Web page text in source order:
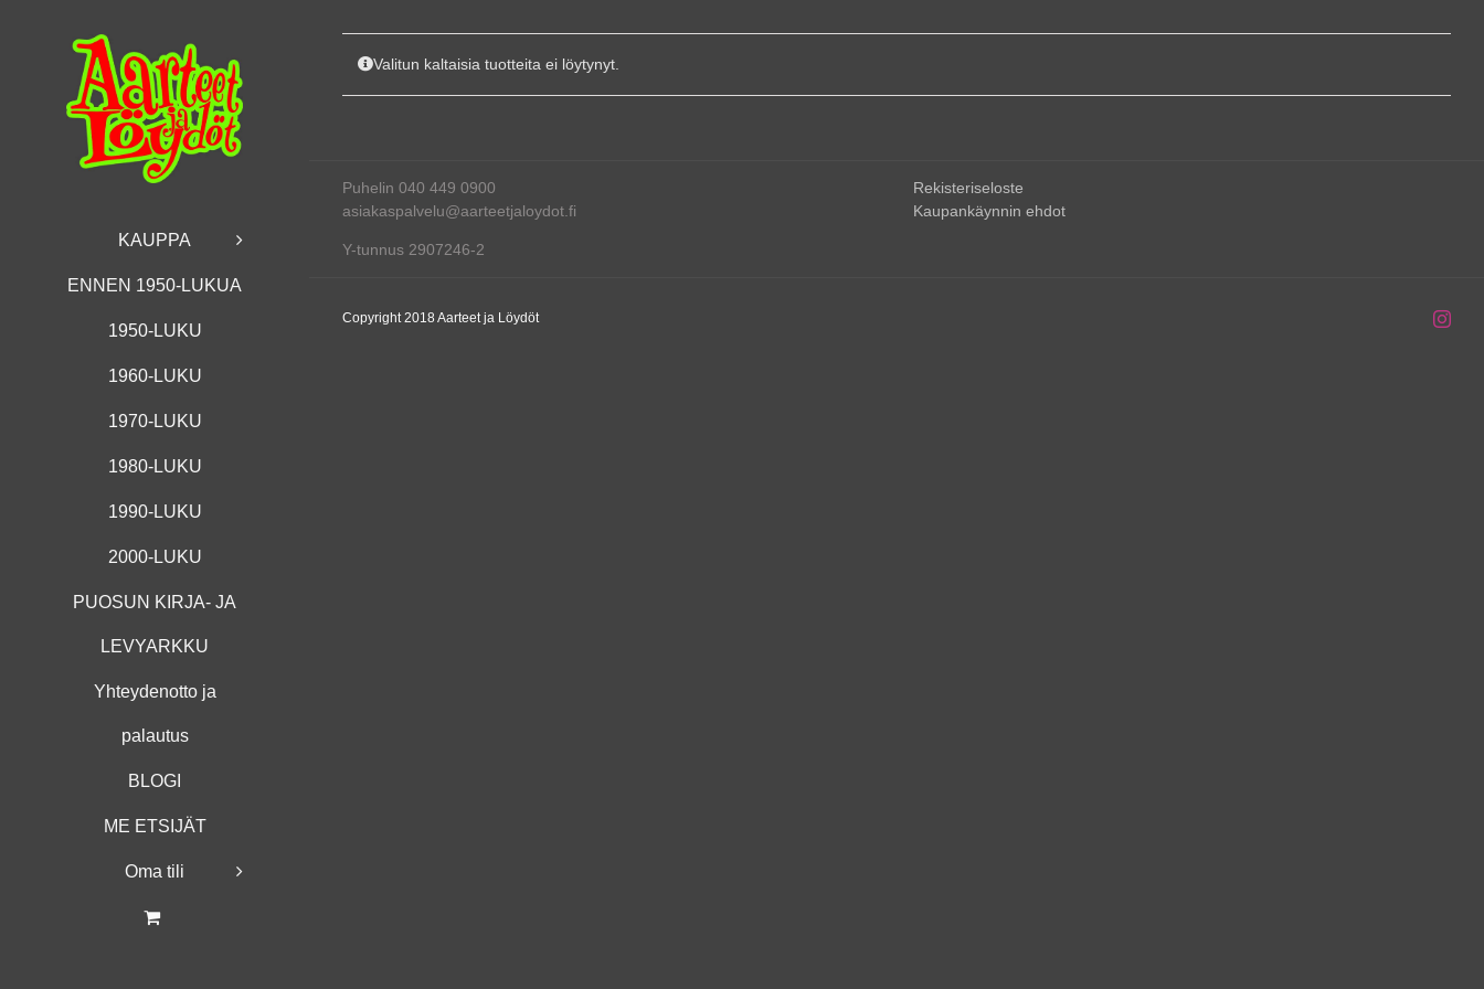
KAUPPA
ENNEN 1950-LUKUA
1950-LUKU
1960-LUKU
1970-LUKU
1980-LUKU
1990-LUKU
2000-LUKU
PUOSUN KIRJA- JA
LEVYARKKU
Yhteydenotto ja
palautus
BLOGI
ME ETSIJÄT
Oma tili
Valitun kaltaisia tuotteita ei löytynyt.
Puhelin 040 449 0900
asiakaspalvelu@aarteetjaloydot.fi
Y-tunnus 2907246-2
Rekisteriseloste
Kaupankäynnin ehdot
Copyright 2018 Aarteet ja Löydöt